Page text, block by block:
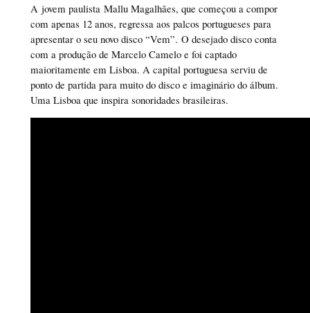
A jovem paulista Mallu Magalhães, que começou a compor
com apenas 12 anos, regressa aos palcos portugueses para
apresentar o seu novo disco “Vem”. O desejado disco conta
com a produção de Marcelo Camelo e foi captado
maioritamente em Lisboa. A capital portuguesa serviu de
ponto de partida para muito do disco e imaginário do álbum.
Uma Lisboa que inspira sonoridades brasileiras.